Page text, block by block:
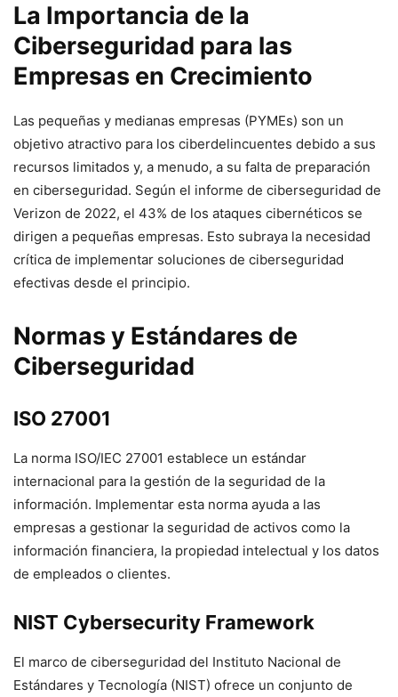
La Importancia de la
Ciberseguridad para las
Empresas en Crecimiento
Las pequeñas y medianas empresas (PYMEs) son un
objetivo atractivo para los ciberdelincuentes debido a sus
recursos limitados y, a menudo, a su falta de preparación
en ciberseguridad. Según el informe de ciberseguridad de
Verizon de 2022, el 43% de los ataques cibernéticos se
dirigen a pequeñas empresas. Esto subraya la necesidad
crítica de implementar soluciones de ciberseguridad
efectivas desde el principio.
Normas y Estándares de
Ciberseguridad
ISO 27001
La norma ISO/IEC 27001 establece un estándar
internacional para la gestión de la seguridad de la
información. Implementar esta norma ayuda a las
empresas a gestionar la seguridad de activos como la
información financiera, la propiedad intelectual y los datos
de empleados o clientes.
NIST Cybersecurity Framework
El marco de ciberseguridad del Instituto Nacional de
Estándares y Tecnología (NIST) ofrece un conjunto de